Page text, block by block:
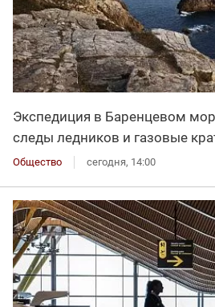
Экспедиция в Баренцевом
следы ледников и газовые
Общество сегодня, 14:00